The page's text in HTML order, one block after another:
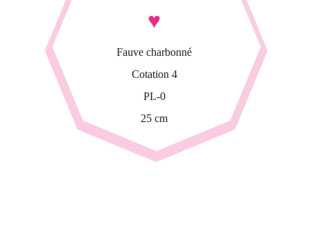
♥
Fauve charbonné
Cotation 4
PL-0
25 cm